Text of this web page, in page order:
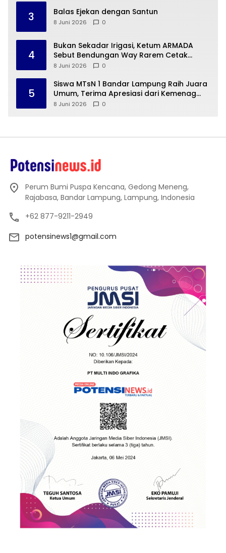
3 Balas Ejekan dengan Santun
8 Juni 2026 0
4
Bukan Sekadar Irigasi, Ketum ARMADA
Sebut Bendungan Way Rarem Cetak
Sejarah Peradaban Lampung
8 Juni 2026 0
5
Siswa MTsN 1 Bandar Lampung Raih Juara
Umum, Terima Apresiasi dari Kemenag
Kota Bandar Lampung
8 Juni 2026 0
Perum Bumi Puspa Kencana, Gedong Meneng,
Rajabasa, Bandar Lampung, Lampung, Indonesia
+62 877-9211-2949
potensinews1@gmail.com